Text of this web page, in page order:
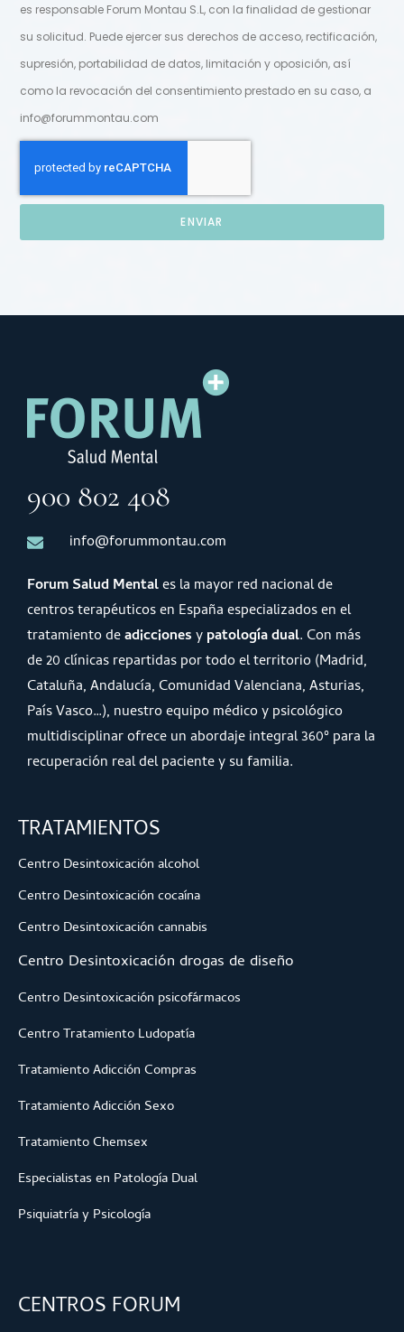
es responsable Forum Montau S.L, con la finalidad de gestionar
su solicitud. Puede ejercer sus derechos de acceso, rectificación,
supresión, portabilidad de datos, limitación y oposición, así
como la revocación del consentimiento prestado en su caso, a
info@forummontau.com
ENVIAR
900 802 408
info@forummontau.com
Forum Salud Mentales la mayor red nacional de
centros terapéuticos en España especializados en el
tratamiento deadiccionesypatología dual. Con más
de 20 clínicas repartidas por todo el territorio (Madrid,
Cataluña, Andalucía, Comunidad Valenciana, Asturias,
País Vasco…), nuestro equipo médico y psicológico
multidisciplinar ofrece un abordaje integral 360º para la
recuperación real del paciente y su familia.
TRATAMIENTOS
Centro Desintoxicación alcohol
Centro Desintoxicación cocaína
Centro Desintoxicación cannabis
Centro Desintoxicación drogas de diseño
Centro Desintoxicación psicofármacos
Centro Tratamiento Ludopatía
Tratamiento Adicción Compras
Tratamiento Adicción Sexo
Tratamiento Chemsex
Especialistas en Patología Dual
Psiquiatría y Psicología
CENTROS FORUM